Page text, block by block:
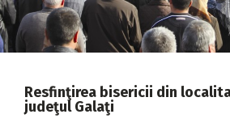
2020
2019
2017
Resfinţirea bisericii din
judeţul Galaţi